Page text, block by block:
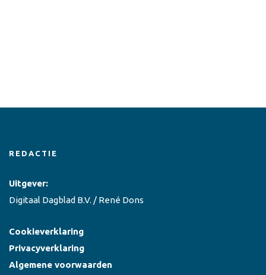
REDACTIE
Uitgever:
Digitaal Dagblad B.V. / René Dons
Cookieverklaring
Privacyverklaring
Algemene voorwaarden